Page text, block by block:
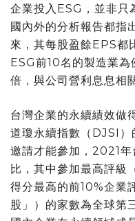
企業投入ESG，並非只
國內外的分析報告都指
來，其每股盈餘EPS都
ESG前10名的製造業
倍，與公司營利息息相
台灣企業的永續績效做
道瓊永續指數（DJSI）
邀請才能參加，2021
比，其中參加最高評級
得分最高的前10%企業
股」）的家數為全球第